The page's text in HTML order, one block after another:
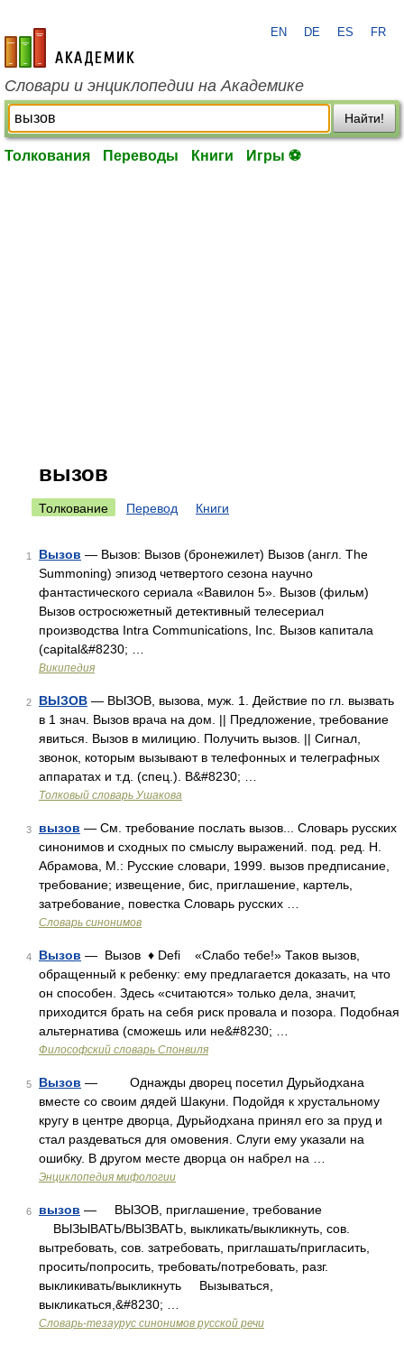
academic.ru
EN DE ES FR
Словари и энциклопедии на Академике
Найти!
Толкования Переводы Книги Игры ⚽
вызов
Толкование Перевод Книги
1 Вызов — Вызов: Вызов (бронежилет) Вызов (англ. The
Summoning) эпизод четвертого сезона научно
фантастического сериала «Вавилон 5». Вызов (фильм)
Вызов остросюжетный детективный телесериал
производства Intra Communications, Inc. Вызов капитала
(capital&#8230; …
Википедия
2 ВЫЗОВ — ВЫЗОВ, вызова, муж. 1. Действие по гл. вызвать
в 1 знач. Вызов врача на дом. || Предложение, требование
явиться. Вызов в милицию. Получить вызов. || Сигнал,
звонок, которым вызывают в телефонных и телеграфных
аппаратах и т.д. (спец.). В&#8230; …
Толковый словарь Ушакова
3 вызов — См. требование послать вызов... Словарь русских
синонимов и сходных по смыслу выражений. под. ред. Н.
Абрамова, М.: Русские словари, 1999. вызов предписание,
требование; извещение, бис, приглашение, картель,
затребование, повестка Словарь русских …
Словарь синонимов
4 Вызов — Вызов ♦ Defi «Слабо тебе!» Таков вызов,
обращенный к ребенку: ему предлагается доказать, на что
он способен. Здесь «считаются» только дела, значит,
приходится брать на себя риск провала и позора. Подобная
альтернатива (сможешь или не&#8230; …
Философский словарь Спонвиля
5 Вызов — Однажды дворец посетил Дурьйодхана
вместе со своим дядей Шакуни. Подойдя к хрустальному
кругу в центре дворца, Дурьйодхана принял его за пруд и
стал раздеваться для омовения. Слуги ему указали на
ошибку. В другом месте дворца он набрел на …
Энциклопедия мифологии
6 вызов — ВЫЗОВ, приглашение, требование
ВЫЗЫВАТЬ/ВЫЗВАТЬ, выкликать/выкликнуть, сов.
вытребовать, сов. затребовать, приглашать/пригласить,
просить/попросить, требовать/потребовать, разг.
выкликивать/выкликнуть Вызываться,
выкликаться,&#8230; …
Словарь-тезаурус синонимов русской речи